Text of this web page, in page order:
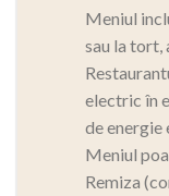
Meniul
sau la tort,
electric în
de energie
Meniul
Remiza